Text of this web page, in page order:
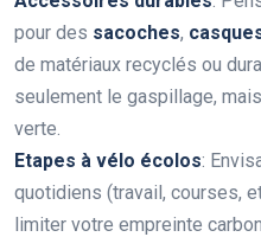
pour des sacoches,
de matériaux recyclés ou
seulement le gaspillage,
verte.
Etapes à vélo écolos:
quotidiens (travail, courses,
limiter votre empreinte